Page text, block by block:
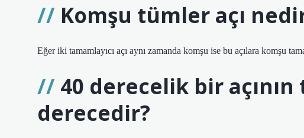
Komşu tümler açı nedir
Eğer iki tamamlayıcı açı aynı zamanda komşu ise bu açılara komşu
40 derecelik bir
derecedir?